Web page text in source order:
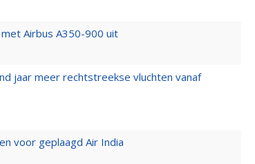
Airbus A350-900 uit
jaar meer rechtstreekse vluchten vanaf
voor geplaagd Air India